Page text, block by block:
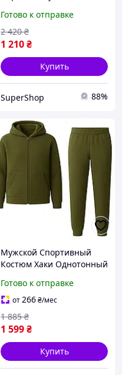
Мужской убакс
армейский утепленный
для полиции
Готово к отправке
1 210₴
2 420 ₴
Купить
SuperShop 88%
Мужской Спортивный
Костюм Хаки Однотонный
Флисовый Унисекс Toyvoo
Чоловічий Спортивний
Костюм Хакі Однотонний
Готово к отправке
от266₴/мес
1 599₴
1 885 ₴
Купить